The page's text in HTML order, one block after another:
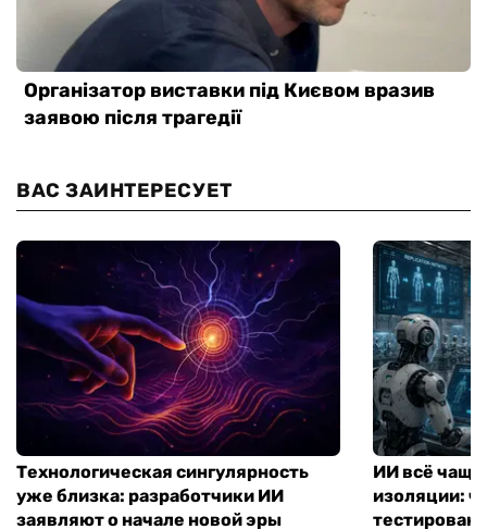
ВАС ЗАИНТЕРЕСУЕТ
Технологическая сингулярность
уже близка: разработчики ИИ
заявляют о начале новой эры
ИИ всё
изоляции: